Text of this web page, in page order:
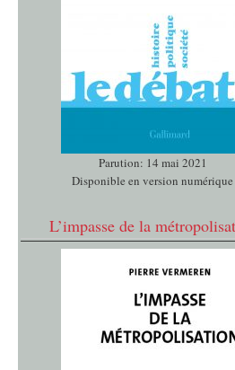
Parution: 14 mai 2021
Disponible en version numérique
L’impasse de la